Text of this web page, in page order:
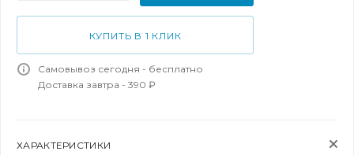
КУПИТЬ В 1 КЛИК
Самовывоз сегодня - бесплатно
Доставка завтра - 390 ₽
ХАРАКТЕРИСТИКИ